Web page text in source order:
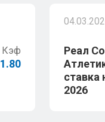
Кэф
1.80
Реал
ставка
2026